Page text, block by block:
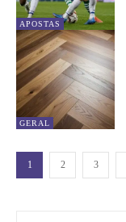
APOSTAS
GERAL
1 2 3